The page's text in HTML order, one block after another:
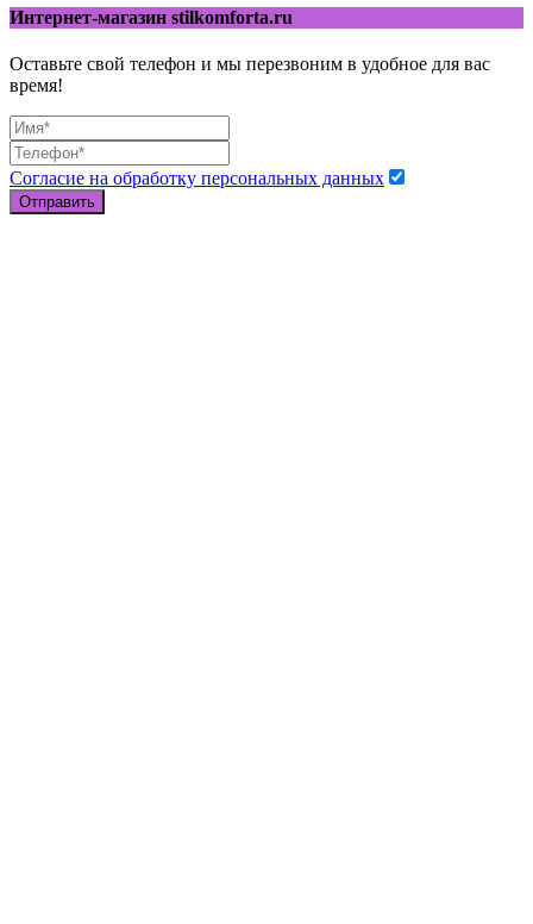
Интернет-магазин stilkomforta.ru
Оставьте свой телефон и мы перезвоним в удобное для вас
время!
Согласие на обработку персональных данных
Отправить